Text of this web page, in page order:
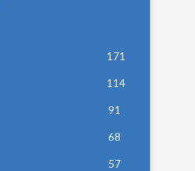
171
114
91
68
57